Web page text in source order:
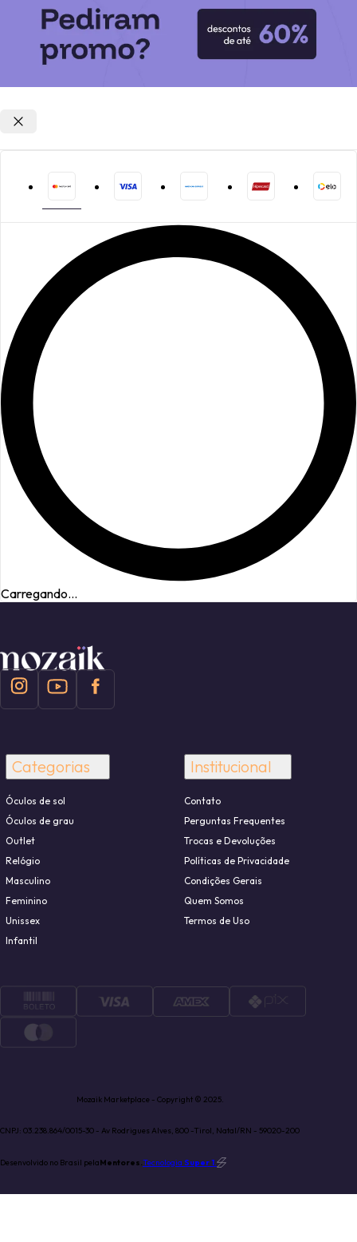
Carregando...
Categorias
Óculos de sol
Óculos de grau
Outlet
Relógio
Masculino
Feminino
Unissex
Infantil
Institucional
Contato
Perguntas Frequentes
Trocas e Devoluções
Políticas de Privacidade
Condições Gerais
Quem Somos
Termos de Uso
Mozaik Marketplace - Copyright © 2025.
CNPJ: 03.238.864/0015-30 - Av Rodrigues Alves, 800 -Tirol, Natal/RN - 59020-200
Desenvolvido no Brasil pelaMentores.Tecnologia Super 1.